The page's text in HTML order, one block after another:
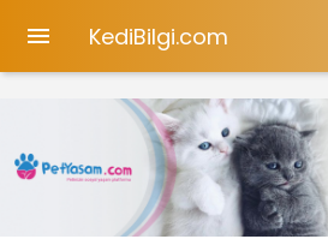
 KediBilgi.com